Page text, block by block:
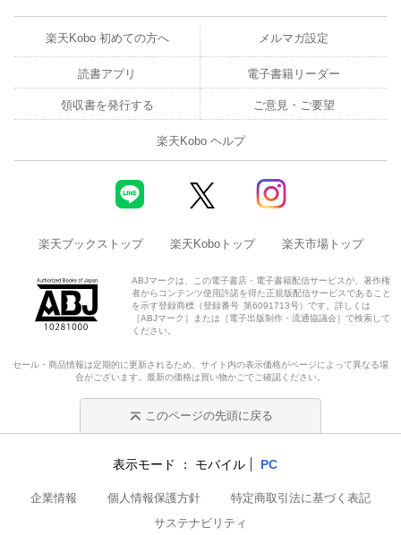
楽天Kobo 初めての方へ メルマガ設定
読書アプリ 電子書籍リーダー
領収書を発行する ご意見・ご要望
楽天Kobo ヘルプ
楽天ブックストップ 楽天Koboトップ 楽天市場トップ
ABJマークは、この電子書店・電子書籍配信サービスが、著作権
者からコンテンツ使用許諾を得た正規版配信サービスであること
を示す登録商標（登録番号 第6091713号）です。詳しくは
［ABJマーク］または［電子出版制作・流通協議会］で検索して
ください。
セール・商品情報は定期的に更新されるため、サイト内の表示価格がページによって異なる場
合がございます。最新の価格は買い物かごでご確認ください。
このページの先頭に戻る
表示モード モバイル PC
企業情報 個人情報保護方針
特定商取引法に基づく表記
サステナビリティ